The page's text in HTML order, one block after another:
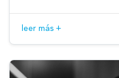
leer más +